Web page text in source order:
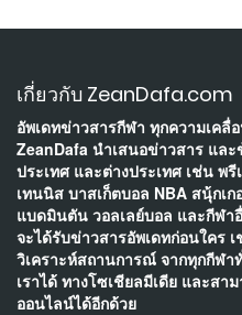
เกี่ยวกับ ZeanDafa.com
อัพเดทข่าวสารกีฬา ทุกความเค
ZeanDafa นำเสนอข่าวสาร แล
ประเทศ และต่างประเทศ เช่น พ
เทนนิส บาสเก็ตบอล NBA สนุ้กเก
แบดมินตัน วอลเลย์บอล และกีฬา
จะได้รับข่าวสารอัพเดทก่อนใคร
วิเคราะห์สถานการณ์ จากทุกกีฬ
เราได้ ทางโซเชียลมีเดีย และส
ออนไลน์ได้อีกด้วย